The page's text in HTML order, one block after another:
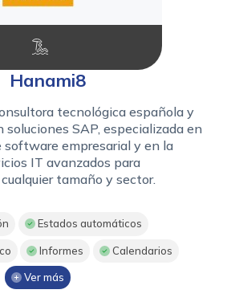
Hanami8
tecnológica española y
SAP, especializada en
empresarial y en la
IT avanzados para
tamaño y sector.
Estados automáticos
Informes Calendarios
Ver más